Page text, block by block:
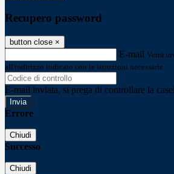
Recupero password
button close ×
E-mail Verrà
all'indirizzo indicato con le istruzioni necessarie.
E-mail inviata, si prega di controllare la
Errore
Chiudi
Successo
Chiudi